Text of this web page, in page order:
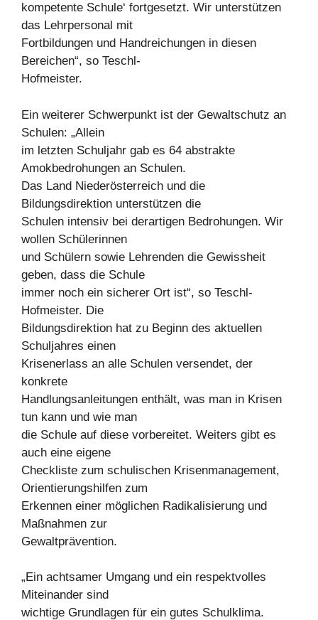
kompetente Schule‘ fortgesetzt. Wir unterstützen
das Lehrpersonal mit
Fortbildungen und Handreichungen in diesen
Bereichen“, so Teschl-
Hofmeister.
Ein weiterer Schwerpunkt ist der Gewaltschutz an
Schulen: „Allein
im letzten Schuljahr gab es 64 abstrakte
Amokbedrohungen an Schulen.
Das Land Niederösterreich und die
Bildungsdirektion unterstützen die
Schulen intensiv bei derartigen Bedrohungen. Wir
wollen Schülerinnen
und Schülern sowie Lehrenden die Gewissheit
geben, dass die Schule
immer noch ein sicherer Ort ist“, so Teschl-
Hofmeister. Die
Bildungsdirektion hat zu Beginn des aktuellen
Schuljahres einen
Krisenerlass an alle Schulen versendet, der
konkrete
Handlungsanleitungen enthält, was man in Krisen
tun kann und wie man
die Schule auf diese vorbereitet. Weiters gibt es
auch eine eigene
Checkliste zum schulischen Krisenmanagement,
Orientierungshilfen zum
Erkennen einer möglichen Radikalisierung und
Maßnahmen zur
Gewaltprävention.
„Ein achtsamer Umgang und ein respektvolles
Miteinander sind
wichtige Grundlagen für ein gutes Schulklima.